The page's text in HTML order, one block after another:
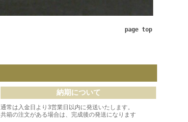
page top
納期について
通常は入金日より3営業日以内に発送いたします。
共箱の注文がある場合は、完成後の発送になります